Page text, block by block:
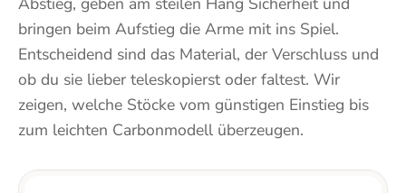
bringen beim Aufstieg die Arme mit ins Spiel.
Entscheidend sind das Material, der Verschluss und
ob du sie lieber teleskopierst oder faltest. Wir
zeigen, welche Stöcke vom günstigen Einstieg bis
zum leichten Carbonmodell überzeugen.